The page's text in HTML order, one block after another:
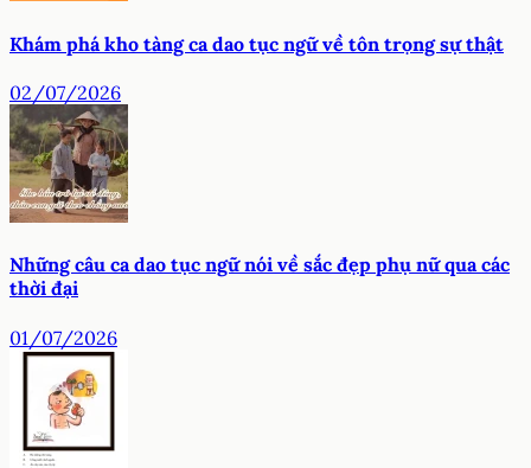
Khám phá kho tàng ca dao tục ngữ về tôn trọng sự thật
02/07/2026
Những câu ca dao tục ngữ nói về sắc đẹp phụ nữ qua các
thời đại
01/07/2026